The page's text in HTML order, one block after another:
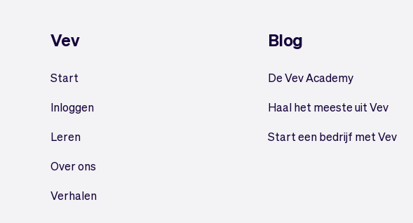
Vev
Start
Inloggen
Leren
Over ons
Verhalen
Blog
De Vev Academy
Haal het meeste uit Vev
Start een bedrijf met Vev